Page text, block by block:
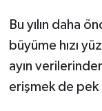
Bu yılın daha
büyüme hızı
ayın
erişmek de pek